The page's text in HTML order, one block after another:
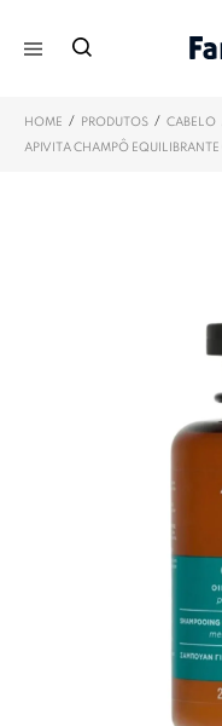
HOME / PRODUTOS / CABELO
APIVITA CHAMPÔ